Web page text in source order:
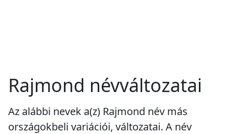
Rajmond névváltozatai
Az alábbi nevek a(z) Rajmond név más
országokbeli variációi, változatai. A név